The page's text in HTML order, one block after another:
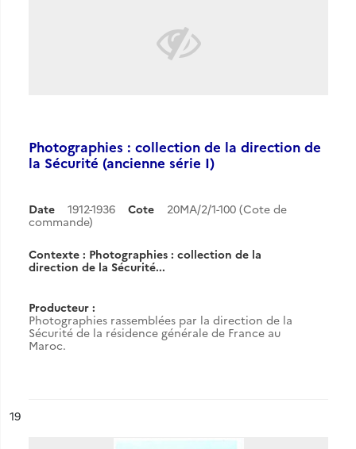
Photographies : collection de la direction de
la Sécurité (ancienne série I)
Date 1912-1936 Cote
20MA/2/1-100 (Cote de
commande)
Contexte : Photographies : collection de la
direction de la Sécurité...
Producteur :
Photographies rassemblées par la direction de la
Sécurité de la résidence générale de France au
Maroc.
n°
19